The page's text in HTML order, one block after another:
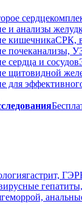
сердце
и анализы
кишечникаСРК,
почеканализы,
сердца и сосудов
щитовидной
для
гастрит,
геморрой,